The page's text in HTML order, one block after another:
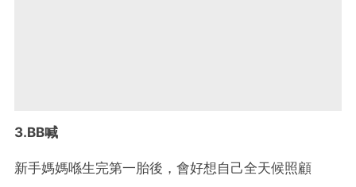
3.BB喊
新手媽媽喺生完第一胎後，會好想自己全天候照顧